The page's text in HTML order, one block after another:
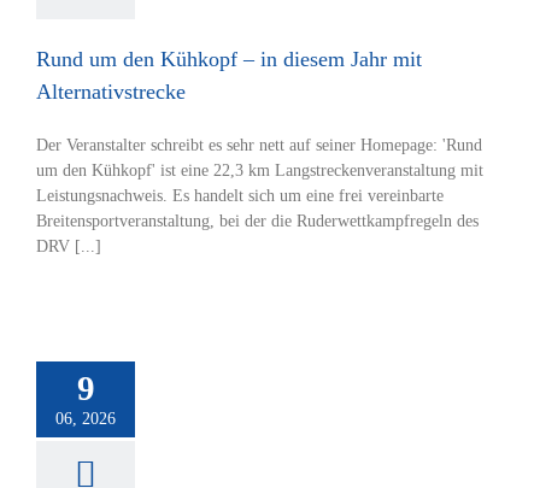
Rund um den Kühkopf – in diesem Jahr mit
Alternativstrecke
Der Veranstalter schreibt es sehr nett auf seiner Homepage: 'Rund
um den Kühkopf' ist eine 22,3 km Langstreckenveranstaltung mit
Leistungsnachweis. Es handelt sich um eine frei vereinbarte
Breitensportveranstaltung, bei der die Ruderwettkampfregeln des
DRV [...]
9
06, 2026
B-JuniorInnen
Rudern